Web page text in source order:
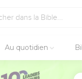
Au quotidien